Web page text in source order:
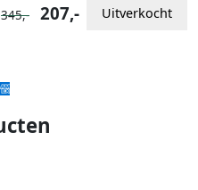
345,- 207,- Uitverkocht